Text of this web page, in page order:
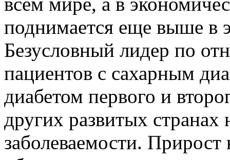
поднимается еще выше в
Безусловный лидер по
пациентов с сахарным
диабетом первого и
других развитых странах
заболеваемости.